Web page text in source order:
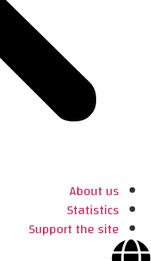
About us
Statistics
Support the site